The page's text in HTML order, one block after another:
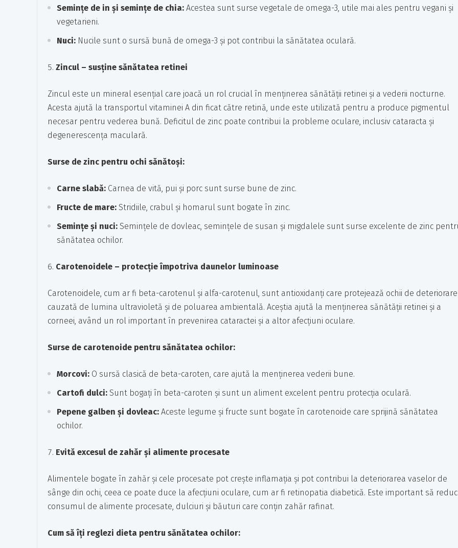
Semințe de in și semințe de chia: Acestea sunt surse vegetale de omega-3, utile mai ales pentru vegani și
vegetarieni.
Nuci: Nucile sunt o sursă bună de omega-3 și pot contribui la sănătatea oculară.
Zincul – susține sănătatea retinei
Zincul este un mineral esențial care joacă un rol crucial în menținerea sănătății retinei și a vederii nocturne.
Acesta ajută la transportul vitaminei A din ficat către retină, unde este utilizată pentru a produce pigmentul
necesar pentru vederea bună. Deficitul de zinc poate contribui la probleme oculare, inclusiv cataracta și
degenerescența maculară.
Surse de zinc pentru ochi sănătoși:
Carne slabă: Carnea de vită, pui și porc sunt surse bune de zinc.
Fructe de mare: Stridiile, crabul și homarul sunt bogate în zinc.
Semințe și nuci: Semințele de dovleac, semințele de susan și migdalele sunt surse excelente de zinc
sănătatea ochilor.
Carotenoidele – protecție împotriva daunelor luminoase
Carotenoidele, cum ar fi beta-carotenul și alfa-carotenul, sunt antioxidanți care protejează ochii de
cauzată de lumina ultravioletă și de poluarea ambientală. Aceștia ajută la menținerea sănătății retinei și a
corneei, având un rol important în prevenirea cataractei și a altor afecțiuni oculare.
Surse de carotenoide pentru sănătatea ochilor:
Morcovi: O sursă clasică de beta-caroten, care ajută la menținerea vederii bune.
Cartofi dulci: Sunt bogați în beta-caroten și sunt un aliment excelent pentru protecția oculară.
Pepene galben și dovleac: Aceste legume și fructe sunt bogate în carotenoide care sprijină sănătatea
ochilor.
Evită excesul de zahăr și alimente procesate
Alimentele bogate în zahăr și cele procesate pot crește inflamația și pot contribui la deteriorarea vaselor de
sânge din ochi, ceea ce poate duce la afecțiuni oculare, cum ar fi retinopatia diabetică. Este important să
consumul de alimente procesate, dulciuri și băuturi care conțin zahăr rafinat.
Cum să îți reglezi dieta pentru sănătatea ochilor: